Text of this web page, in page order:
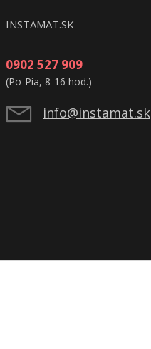
INSTAMAT.SK
0902 527 909
(Po-Pia, 8-16 hod.)
info@instamat.sk